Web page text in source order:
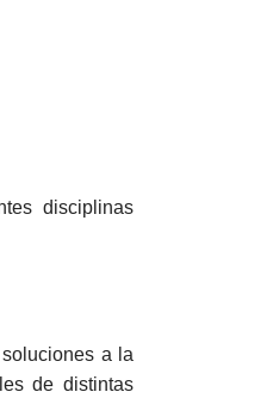
disciplinas
a la
de distintas